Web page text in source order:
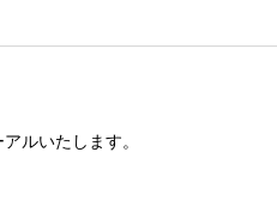
ルいたします。